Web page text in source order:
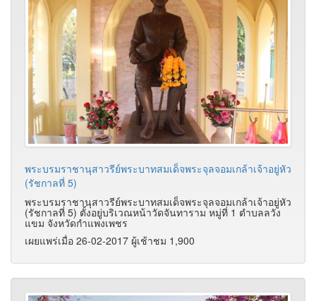
พระบรมราชานุสาวรีย์พระบาทสมเด็จพระจุลจอมเกล้าเจ้าอยู่หัว
(รัชกาลที่ 5)
พระบรมราชานุสาวรีย์พระบาทสมเด็จพระจุลจอมเกล้าเจ้าอยู่หัว
(รัชกาลที่ 5) ตั้งอยู่บริเวณหน้าวัดจันทาราม หมู่ที่ 1 ตำบลลวัง
แขม จังหวัดกำแพงเพชร
เผยแพร่เมื่อ 26-02-2017 ผู้เช้าชม 1,900